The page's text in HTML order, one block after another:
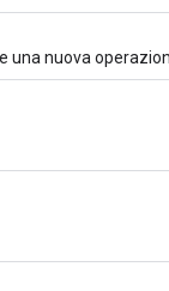
una nuova